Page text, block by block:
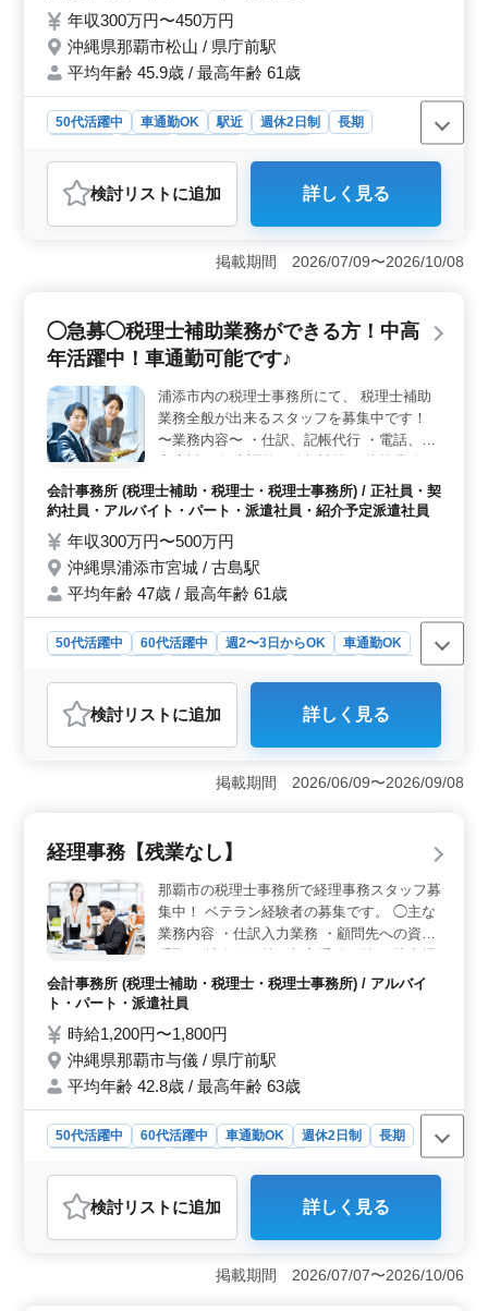
遇 ◯税理士資格保有者歓迎 ◯550代以上の
ベテラン経験者・シニア世代大歓迎の企業で
す。是非ご応募下さい。
年収300万円〜450万円
沖縄県那覇市松山 / 県庁前駅
平均年齢 45.9歳 / 最高年齢 61歳
50代活躍中 車通勤OK 駅近 週休2日制
長期
会計事務所
おすすめポイント
＜税務会計のプロを募集＞ 沖縄県那覇市の会計事務所
で、税理士補助業務を担当していただける方を募集して
います。具体的な業務内容は法人申告書の作成や記帳代
されます。 ＜働きやすい環境＞ 週5日勤務で、就業
時間は9時から17時までです。休憩時間は60分あり、時間
の通勤も可能です。50代以上のベテラン経験者やシニア
世代の方も大歓迎です。駐車場も完備しています。
＜企業情報＞ 事業内容は税務業務や事業承継コンサル
ティングなどを行っています。平均年齢は45.9歳で、男
女比は5：5です。ご経験を活かし新しいステージを築い
てみませんか。お問い合わせお待ちしております。
検討リスト に追加 詳しく見る
掲載期間 2026/07/09〜2026/10/08
◯急募◯税理士補助業務ができる方！中高
年活躍中！車通勤可能です♪
浦添市内の税理士事務所にて、 税理士補助
業務全般が出来るスタッフを募集中です！
〜業務内容〜 ・仕訳、記帳代行 ・電話、来
申告書作成 ・月次巡回監査 ・税務相談 ・そ
の他関連業務 〜特徴〜 ＊中高年歓迎 ＊50代
えあれば年齢は選考対象になりません！ 皆
様のご応募お待ちしております♪
会計事務所 (税理士補助・税理士・税理士事務所) / 正社員・契
約社員・アルバイト・パート・派遣社員・紹介予定派遣社員
年収300万円〜500万円
沖縄県浦添市宮城 / 古島駅
平均年齢 47歳 / 最高年齢 61歳
50代活躍中 60代活躍中 週2〜3日からOK
車通勤OK
紹介予定派遣社員
アルバイト・パート
会計事務所
おすすめポイント
＜経験と条件の要件＞ 税理士補助業務の経験が5年以上
また、経験さえあれば年齢は選考対象外となりませ
ん。 ＜働きやすい環境と福利厚生＞ 沖縄県浦添市
宮城に位置し、古島駅から近い立地にあります。車通勤
も可能で、就業時間や休憩時間も設定されており、ワー
クライフバランスが保たれた働き方が期待できます。ま
た、社会保険が完備されており、安心して働くことが可
環境＞ 仕訳や記帳代行から決算業務、申告書作成、税
務相談まで幅広い業務に携わることが可能です。経験豊
富なスタッフと共に、チームワークを活かしながら税務
業務を遂行し、クライアントのニーズに応えることがで
きます。
検討リスト に追加 詳しく見る
掲載期間 2026/06/09〜2026/09/08
経理事務【残業なし】
那覇市の税理士事務所で経理事務スタッフ募
集中！ ベテラン経験者の募集です。 ◯主な
業務内容 ・仕訳入力業務 ・顧問先への資料
受取 ・社会保険等の加入手続き等 ※駐車場
無料 残業がなく、土日祝が休みの求人で
す。 それぞれのライフスタイルに合った働
会計事務所 (税理士補助・税理士・税理士事務所) / アルバイ
ト・パート・派遣社員
時給1,200円〜1,800円
沖縄県那覇市与儀 / 県庁前駅
平均年齢 42.8歳 / 最高年齢 63歳
50代活躍中 60代活躍中 車通勤OK 週休2日制
長期
会計事務所
おすすめポイント
＜ワークライフバランスの充実＞ この求人は残業が一
切なく、土日祝日が確実に休めるため、プライベートの
時間をしっかり確保できます。週3日から5日の勤務日数
検討リスト に追加 詳しく見る
掲載期間 2026/07/07〜2026/10/06